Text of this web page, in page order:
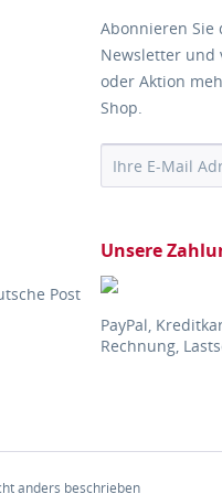
Post
Abonnieren Sie
Newsletter und
oder Aktion
Shop.
Unsere
PayPal,
Rechnung,
anders beschrieben